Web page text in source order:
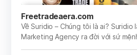
Freetradeaera.com
Về Suridio – Chúng tôi là ai? Suridio
Marketing Agency ra đời với sứ